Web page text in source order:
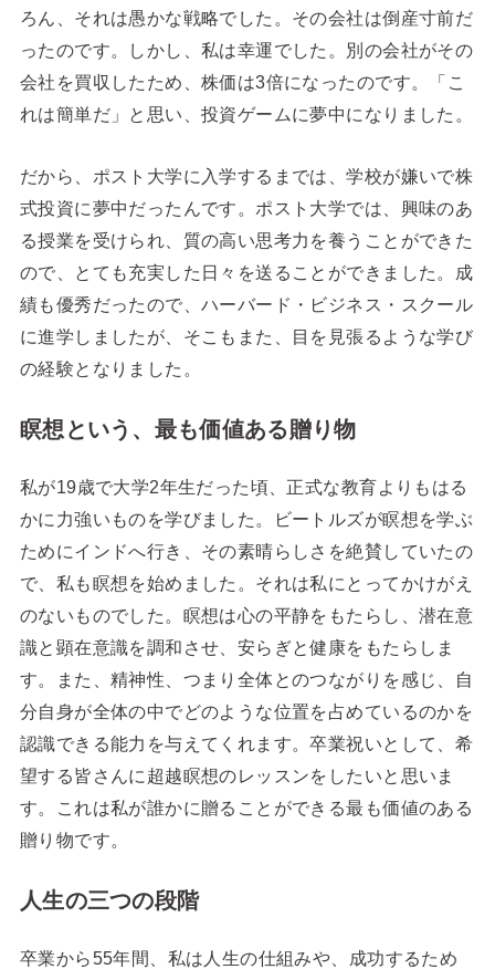
ろん、それは愚かな戦略でした。その会社は倒産寸前だ
ったのです。しかし、私は幸運でした。別の会社がその
会社を買収したため、株価は3倍になったのです。「こ
れは簡単だ」と思い、投資ゲームに夢中になりました。
だから、ポスト大学に入学するまでは、学校が嫌いで株
式投資に夢中だったんです。ポスト大学では、興味のあ
る授業を受けられ、質の高い思考力を養うことができた
ので、とても充実した日々を送ることができました。成
績も優秀だったので、ハーバード・ビジネス・スクール
に進学しましたが、そこもまた、目を見張るような学び
の経験となりました。
瞑想という、最も価値ある贈り物
私が19歳で大学2年生だった頃、正式な教育よりもはる
かに力強いものを学びました。ビートルズが瞑想を学ぶ
ためにインドへ行き、その素晴らしさを絶賛していたの
で、私も瞑想を始めました。それは私にとってかけがえ
のないものでした。瞑想は心の平静をもたらし、潜在意
識と顕在意識を調和させ、安らぎと健康をもたらしま
す。また、精神性、つまり全体とのつながりを感じ、自
分自身が全体の中でどのような位置を占めているのかを
認識できる能力を与えてくれます。卒業祝いとして、希
望する皆さんに超越瞑想のレッスンをしたいと思いま
す。これは私が誰かに贈ることができる最も価値のある
贈り物です。
人生の三つの段階
卒業から55年間、私は人生の仕組みや、成功するため